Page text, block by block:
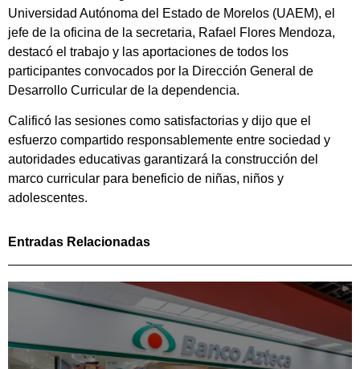
Universidad Autónoma del Estado de Morelos (UAEM), el
jefe de la oficina de la secretaria, Rafael Flores Mendoza,
destacó el trabajo y las aportaciones de todos los
participantes convocados por la Dirección General de
Desarrollo Curricular de la dependencia.
Calificó las sesiones como satisfactorias y dijo que el
esfuerzo compartido responsablemente entre sociedad y
autoridades educativas garantizará la construcción del
marco curricular para beneficio de niñas, niños y
adolescentes.
Entradas Relacionadas